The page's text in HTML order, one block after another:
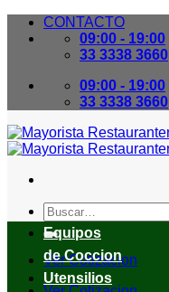
Skip
CONTACTO
09:00 - 19:00
33 3338 3660
09:00 - 19:00
33 3338 3660
Buscar
por:
Ver Cotizacion
Equipos
de Coccion
Utensilios